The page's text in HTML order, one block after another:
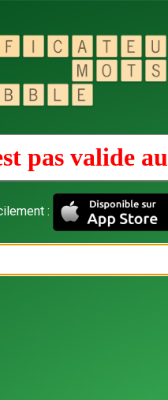
pas valide au
: